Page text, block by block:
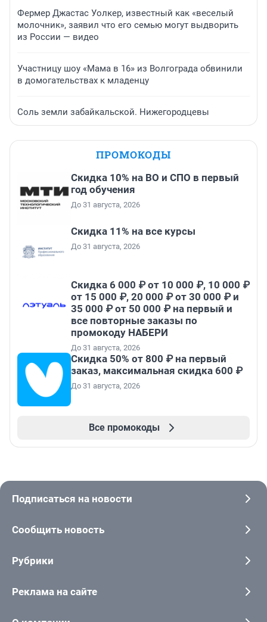
Фермер Джастас Уолкер, известный как «веселый
молочник», заявил что его семью могут выдворить
из России — видео
Участницу шоу «Мама в 16» из Волгограда обвинили
в домогательствах к младенцу
Соль земли забайкальской. Нижегородцевы
ПРОМОКОДЫ
Скидка 10% на ВО и СПО в первый
год обучения
До 31 августа, 2026
Скидка 11% на все курсы
До 31 августа, 2026
Скидка 6 000 ₽ от 10 000 ₽, 10 000 ₽
от 15 000 ₽, 20 000 ₽ от 30 000 ₽ и
35 000 ₽ от 50 000 ₽ на первый и
все повторные заказы по
промокоду НАБЕРИ
До 31 августа, 2026
Скидка 50% от 800 ₽ на первый
заказ, максимальная скидка 600 ₽
До 31 августа, 2026
Все промокоды
Подписаться на новости
Сообщить новость
Рубрики
Реклама на сайте